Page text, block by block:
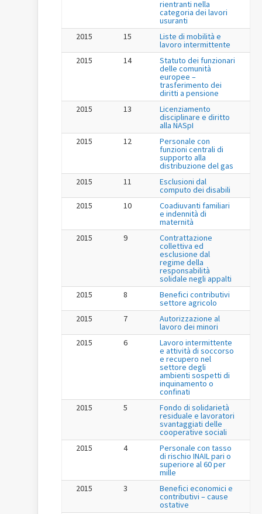
rientranti nella
categoria dei lavori
usuranti
2015
15 Liste di mobilità e
lavoro intermittente
2015
14 Statuto dei funzionari
delle comunità
europee –
trasferimento dei
diritti a pensione
2015
13 Licenziamento
disciplinare e diritto
alla NASpI
2015
12 Personale con
funzioni centrali di
supporto alla
distribuzione del gas
2015
11 Esclusioni dal
computo dei disabili
2015
10 Coadiuvanti familiari
e indennità di
maternità
2015
9 Contrattazione
collettiva ed
esclusione dal
regime della
responsabilità
solidale negli appalti
2015
8 Benefici contributivi
settore agricolo
2015
7 Autorizzazione al
lavoro dei minori
2015
6 Lavoro intermittente
e attività di soccorso
e recupero nel
settore degli
ambienti sospetti di
inquinamento o
confinati
2015
5 Fondo di solidarietà
residuale e lavoratori
svantaggiati delle
cooperative sociali
2015
4 Personale con tasso
di rischio INAIL pari o
superiore al 60 per
mille
2015
3 Benefici economici e
contributivi – cause
ostative